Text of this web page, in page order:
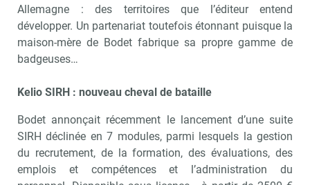
Allemagne : des territoires que l’éditeur entend
développer. Un partenariat toutefois étonnant puisque la
maison-mère de Bodet fabrique sa propre gamme de
badgeuses…
Kelio SIRH : nouveau cheval de bataille
Bodet annonçait récemment le lancement d’une suite
SIRH déclinée en 7 modules, parmi lesquels la gestion
du recrutement, de la formation, des évaluations, des
emplois et compétences et l’administration du